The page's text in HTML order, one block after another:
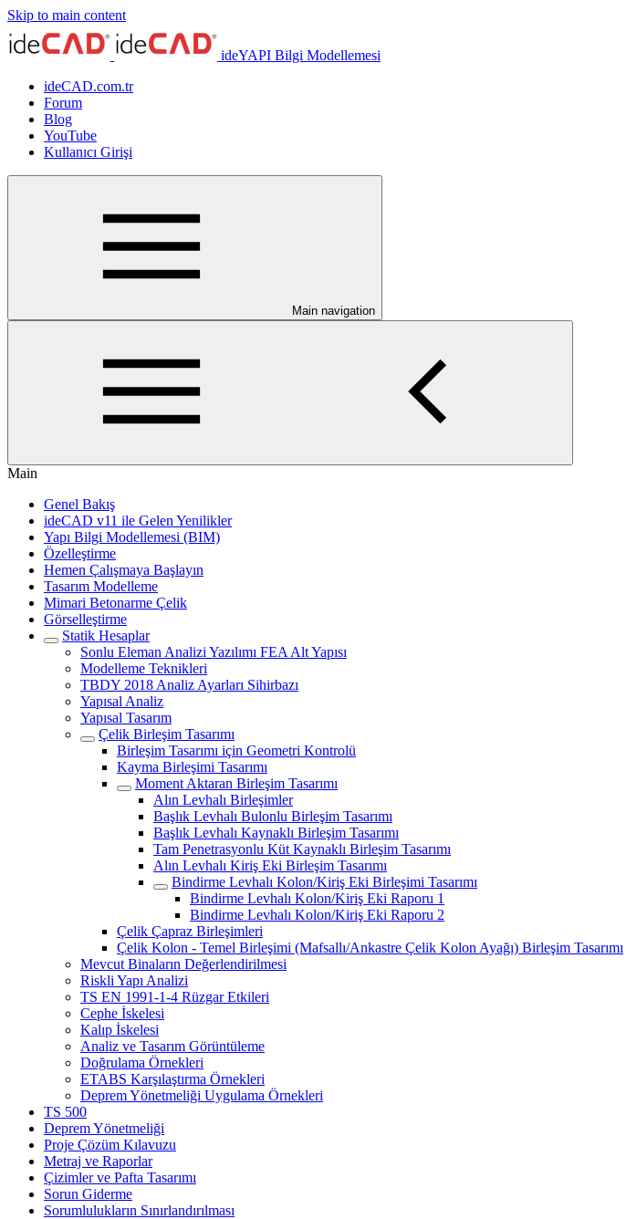
Skip to main content
ideYAPI Bilgi Modellemesi
ideCAD.com.tr
Forum
Blog
YouTube
Kullanıcı Girişi
Main navigation
Main
Genel Bakış
ideCAD v11 ile Gelen Yenilikler
Yapı Bilgi Modellemesi (BIM)
Özelleştirme
Hemen Çalışmaya Başlayın
Tasarım Modelleme
Mimari Betonarme Çelik
Görselleştirme
Statik Hesaplar
Sonlu Eleman Analizi Yazılımı FEA Alt Yapısı
Modelleme Teknikleri
TBDY 2018 Analiz Ayarları Sihirbazı
Yapısal Analiz
Yapısal Tasarım
Çelik Birleşim Tasarımı
Birleşim Tasarımı için Geometri Kontrolü
Kayma Birleşimi Tasarımı
Moment Aktaran Birleşim Tasarımı
Alın Levhalı Birleşimler
Başlık Levhalı Bulonlu Birleşim Tasarımı
Başlık Levhalı Kaynaklı Birleşim Tasarımı
Tam Penetrasyonlu Küt Kaynaklı Birleşim Tasarımı
Alın Levhalı Kiriş Eki Birleşim Tasarımı
Bindirme Levhalı Kolon/Kiriş Eki Birleşimi Tasarımı
Bindirme Levhalı Kolon/Kiriş Eki Raporu 1
Bindirme Levhalı Kolon/Kiriş Eki Raporu 2
Çelik Çapraz Birleşimleri
Çelik Kolon - Temel Birleşimi (Mafsallı/Ankastre Çelik Kolon Ayağı) Birleşim Tasarımı
Mevcut Binaların Değerlendirilmesi
Riskli Yapı Analizi
TS EN 1991-1-4 Rüzgar Etkileri
Cephe İskelesi
Kalıp İskelesi
Analiz ve Tasarım Görüntüleme
Doğrulama Örnekleri
ETABS Karşılaştırma Örnekleri
Deprem Yönetmeliği Uygulama Örnekleri
TS 500
Deprem Yönetmeliği
Proje Çözüm Kılavuzu
Metraj ve Raporlar
Çizimler ve Pafta Tasarımı
Sorun Giderme
Sorumlulukların Sınırlandırılması